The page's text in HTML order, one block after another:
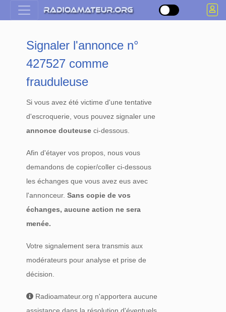
Signaler l'annonce n°
427527 comme
frauduleuse
Si vous avez été victime d'une tentative
d'escroquerie, vous pouvez signaler une
annonce douteuse ci-dessous.
Afin d'étayer vos propos, nous vous
demandons de copier/coller ci-dessous
les échanges que vous avez eus avec
l'annonceur.Sans copie de vos
échanges, aucune action ne sera
menée.
Votre signalement sera transmis aux
modérateurs pour analyse et prise de
décision.
Radioamateur.org n'apportera aucune